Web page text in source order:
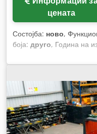
цената
Состојба: ново,
боја: друго, Година на